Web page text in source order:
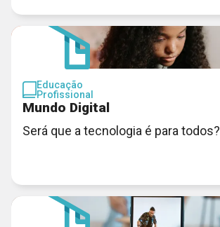
Educação
Profissional
Mundo Digital
Será que a tecnologia é para todos?